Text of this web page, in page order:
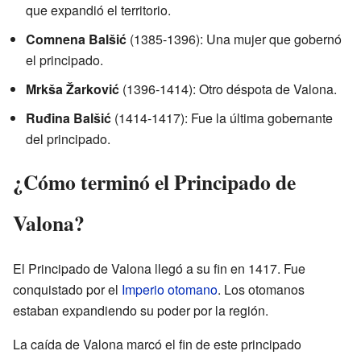
que expandió el territorio.
Comnena Balšić (1385-1396): Una mujer que gobernó
el principado.
Mrkša Žarković (1396-1414): Otro déspota de Valona.
Ruđina Balšić (1414-1417): Fue la última gobernante
del principado.
¿Cómo terminó el Principado de
Valona?
El Principado de Valona llegó a su fin en 1417. Fue
conquistado por el Imperio otomano. Los otomanos
estaban expandiendo su poder por la región.
La caída de Valona marcó el fin de este principado